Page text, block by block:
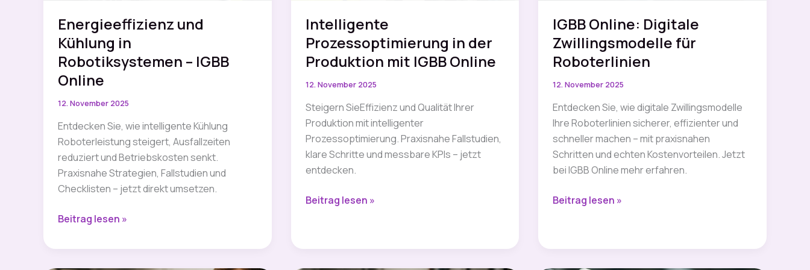
Energieeffizienz und
Kühlung in
Robotiksystemen – IGBB
Online
12. November 2025
Entdecken Sie, wie intelligente Kühlung
Roboterleistung steigert, Ausfallzeiten
reduziert und Betriebskosten senkt.
Praxisnahe Strategien, Fallstudien und
Checklisten – jetzt direkt umsetzen.
Energieeffizienz
Kühlung
in
Beitrag lesen »
Intelligente
Prozessoptimierung in der
Produktion mit IGBB Online
12. November 2025
Steigern SieEffizienz und Qualität Ihrer
Produktion mit intelligenter
Prozessoptimierung. Praxisnahe Fallstudien,
klare Schritte und messbare KPIs – jetzt
entdecken.
Intelligente
der
Beitrag lesen »
IGBB Online: Digitale
Zwillingsmodelle für
Roboterlinien
12. November 2025
Entdecken Sie, wie digitale Zwillingsmodelle
Ihre Roboterlinien sicherer, effizienter und
schneller machen – mit praxisnahen
Schritten und echten Kostenvorteilen. Jetzt
bei IGBB Online mehr erfahren.
IGBB
Zwillingsmodelle
Beitrag lesen »